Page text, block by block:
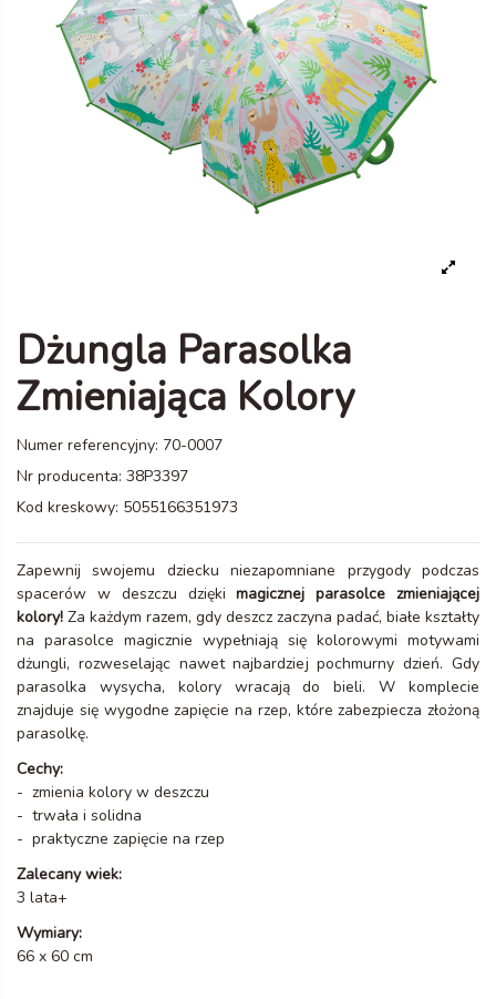
Dżungla Parasolka
Zmieniająca Kolory
Numer referencyjny: 70-0007
Nr producenta: 38P3397
Kod kreskowy: 5055166351973
Zapewnij swojemu dziecku niezapomniane przygody podczas
spacerów w deszczu dziękimagicznej parasolce zmieniającej
kolory! Za każdym razem, gdy deszcz zaczyna padać, białe kształty
na parasolce magicznie wypełniają się kolorowymi motywami
dżungli, rozweselając nawet najbardziej pochmurny dzień. Gdy
parasolka wysycha, kolory wracają do bieli. W komplecie
znajduje się wygodne zapięcie na rzep, które zabezpiecza złożoną
parasolkę.
Cechy:
- zmienia kolory w deszczu
- trwała i solidna
- praktyczne zapięcie na rzep
Zalecany wiek:
3 lata+
Wymiary:
66 x 60 cm